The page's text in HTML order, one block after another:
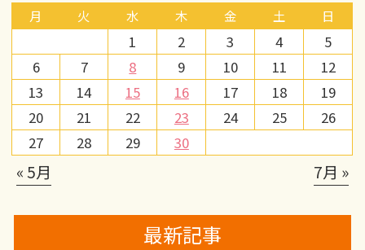
月 火 水 木 金 土 日
1 2 3 4
5
6
7 8 9 10 11
12
13
14 15 16 17 18
19
20
21 22 23 24 25
26
27
28 29 30
« 5月 7月 »
最新記事